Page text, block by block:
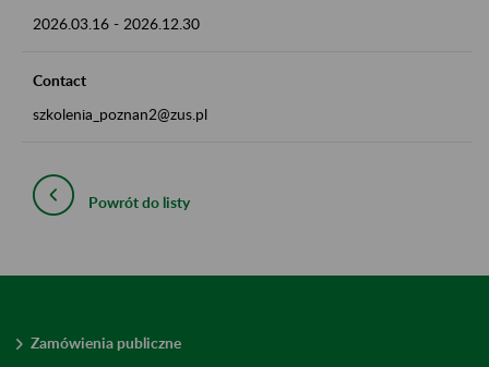
2026.03.16 - 2026.12.30
Contact
szkolenia_poznan2@zus.pl
Powrót do listy
Zamówienia publiczne